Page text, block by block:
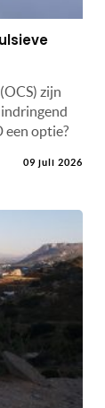
zijn
een optie?
09 juli 2026